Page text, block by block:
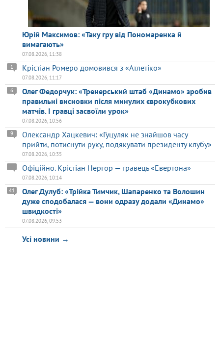
Юрій Максимов: «Таку гру від Пономаренка й
вимагають»
07.08.2026, 11:38
Крістіан Ромеро домовився з «Атлетіко»
1
07.08.2026, 11:17
Олег Федорчук: «Тренерський штаб «Динамо» зробив
правильні висновки після минулих єврокубкових
матчів. І гравці засвоїли урок»
6
07.08.2026, 10:56
Олександр Хацкевич: «Гуцуляк не знайшов часу
прийти, потиснути руку, подякувати президенту клубу»
9
07.08.2026, 10:35
Офіційно. Крістіан Нергор — гравець «Евертона»
07.08.2026, 10:14
Олег Дулуб: «Трійка Тимчик, Шапаренко та Волошин
дуже сподобалася — вони одразу додали «Динамо»
швидкості»
41
07.08.2026, 09:53
Усі новини →